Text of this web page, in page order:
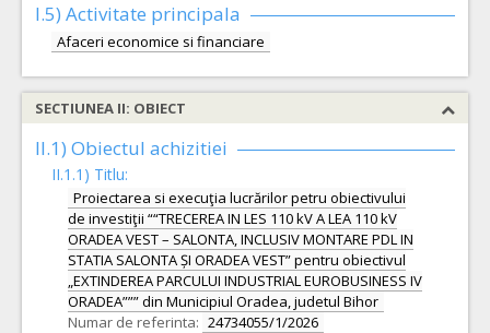
I.5) Activitate principala
Afaceri economice si financiare
SECTIUNEA II: OBIECT
II.1) Obiectul achizitiei
II.1.1) Titlu:
Proiectarea si execuţia lucrărilor petru obiectivului
de investiţii ““TRECEREA IN LES 110 kV A LEA 110 kV
ORADEA VEST – SALONTA, INCLUSIV MONTARE PDL IN
STATIA SALONTA ȘI ORADEA VEST” pentru obiectivul
„EXTINDEREA PARCULUI INDUSTRIAL EUROBUSINESS IV
ORADEA””” din Municipiul Oradea, judetul Bihor
Numar de referinta: 24734055/1/2026